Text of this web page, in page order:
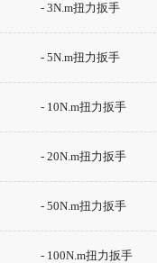
- 3N.m扭力扳手
- 5N.m扭力扳手
- 10N.m扭力扳手
- 20N.m扭力扳手
- 50N.m扭力扳手
- 100N.m扭力扳手